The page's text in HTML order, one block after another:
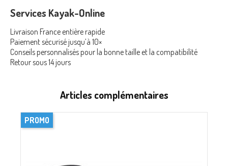
Articles complémentaires
PROMO
Services Kayak-Online
Livraison France entière rapide
Paiement sécurisé jusqu’à 10×
Conseils personnalisés pour la bonne taille et la compatibilité
Retour sous 14 jours